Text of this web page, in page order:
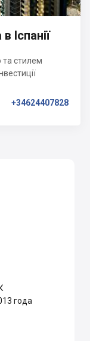
Іспанії
та стилем
+34624407828
года